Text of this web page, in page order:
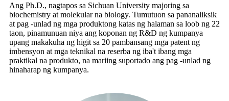
Ang Ph.D., nagtapos sa Sichuan University majoring sa
biochemistry at molekular na biology. Tumutuon sa pananaliksik
at pag -unlad ng mga produktong katas ng halaman sa loob ng 22
taon, pinamunuan niya ang koponan ng R&D ng kumpanya
upang makakuha ng higit sa 20 pambansang mga patent ng
imbensyon at mga teknikal na reserba ng iba't ibang mga
praktikal na produkto, na mariing suportado ang pag -unlad ng
hinaharap ng kumpanya.